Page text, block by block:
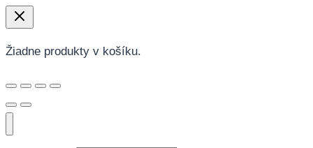
Žiadne produkty v košíku.